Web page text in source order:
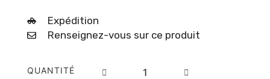
Expédition
Renseignez-vous sur ce produit
QUANTITÉ